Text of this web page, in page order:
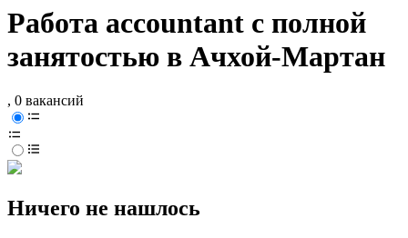
Работа accountant с полной
занятостью в Ачхой-Мартан
, 0 вакансий
Ничего не нашлось